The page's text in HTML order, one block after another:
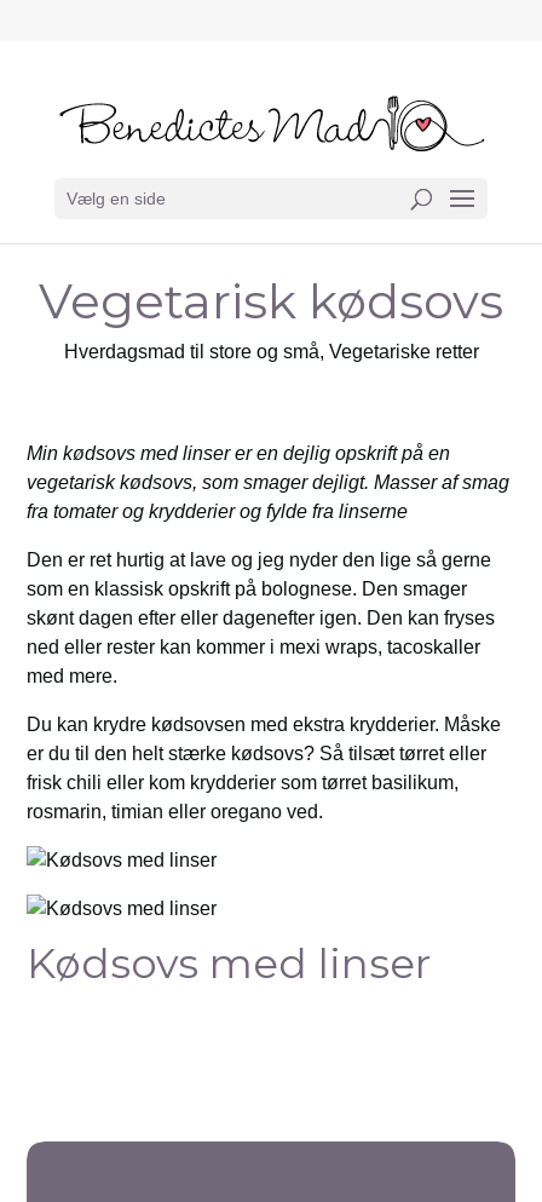
Vælg en side
Vegetarisk kødsovs
Hverdagsmad til store og små, Vegetariske retter
Min kødsovs med linser er en dejlig opskrift på en
vegetarisk kødsovs, som smager dejligt. Masser af smag
fra tomater og krydderier og fylde fra linserne
Den er ret hurtig at lave og jeg nyder den lige så gerne
som en klassisk opskrift på bolognese. Den smager
skønt dagen efter eller dagenefter igen. Den kan fryses
ned eller rester kan kommer i mexi wraps, tacoskaller
med mere.
Du kan krydre kødsovsen med ekstra krydderier. Måske
er du til den helt stærke kødsovs? Så tilsæt tørret eller
frisk chili eller kom krydderier som tørret basilikum,
rosmarin, timian eller oregano ved.
Kødsovs med linser